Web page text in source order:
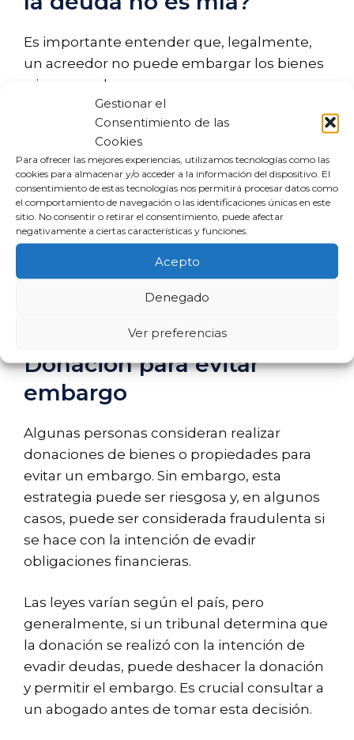
Gestionar el
Consentimiento de las
Cookies
Para ofrecer las mejores experiencias, utilizamos tecnologías como las
cookies para almacenar y/o acceder a la información del dispositivo. El
consentimiento de estas tecnologías nos permitirá procesar datos como
el comportamiento de navegación o las identificaciones únicas en este
sitio. No consentir o retirar el consentimiento, puede afectar
negativamente a ciertas características y funciones.
Acepto
Denegado
Ver preferencias
Es importante entender que, legalmente,
un acreedor no puede embargar los bienes
o ingresos de una persona que no es
responsable de la deuda. Sin embargo, en
ocasiones, pueden surgir confusiones,
especialmente si se comparte un contrato o
si existe una responsabilidad conjunta en un
arrendamiento.
En estos casos, el afectado debe demostrar
su falta de responsabilidad en la deuda. Es
recomendable contar con asesoría legal
para manejar estas situaciones y evitar que
Donación para evitar
embargo
Algunas personas consideran realizar
donaciones de bienes o propiedades para
evitar un embargo. Sin embargo, esta
estrategia puede ser riesgosa y, en algunos
casos, puede ser considerada fraudulenta si
se hace con la intención de evadir
obligaciones financieras.
Las leyes varían según el país, pero
generalmente, si un tribunal determina que
la donación se realizó con la intención de
evadir deudas, puede deshacer la donación
y permitir el embargo. Es crucial consultar a
un abogado antes de tomar esta decisión.